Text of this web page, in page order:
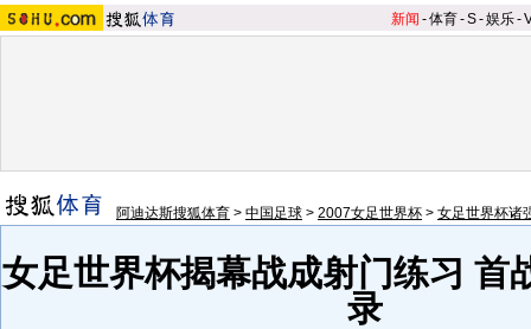
新闻 -体育-S-娱乐-
阿迪达斯搜狐体育 > 中国足球 > 2007女足世界杯 > 女足世界杯诸
女足世界杯揭幕战成射门练习 首
录